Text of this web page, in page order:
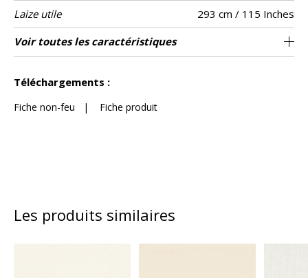
Laize utile
293 cm / 115 Inches
Rétrécissement
<3%
Raccord Raccord libre
Sens De haut
Poids g/m² 220
Performance
Accoustique
aw - 0.15
Usage
Entretien
Pays d'origine Inde
Caractéristiques
Outdoor
Conseils de
confection
Les tissus peuvent être tournés pour la
confection
Voir toutes les caractéristiques
Téléchargements :
Fiche non-feu | Fiche produit
Les produits similaires